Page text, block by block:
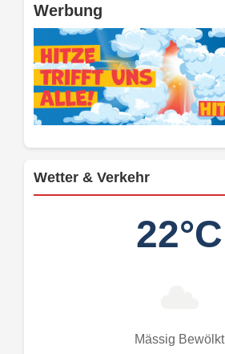
Werbung
Wetter & Verkehr
22°C
Mässig Bewölkt